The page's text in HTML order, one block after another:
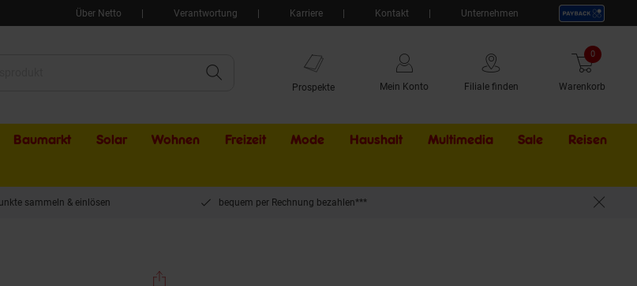
Über Netto Verantwortung Karriere Kontakt Unternehmen
Prospekte Mein Konto Filiale finden Warenkorb
0 Artikel
Baumarkt Solar Wohnen Freizeit Mode Haushalt Multimedia Sale Externer
Reisen
sammeln & einlösen bequem per Rechnung bezahlen***